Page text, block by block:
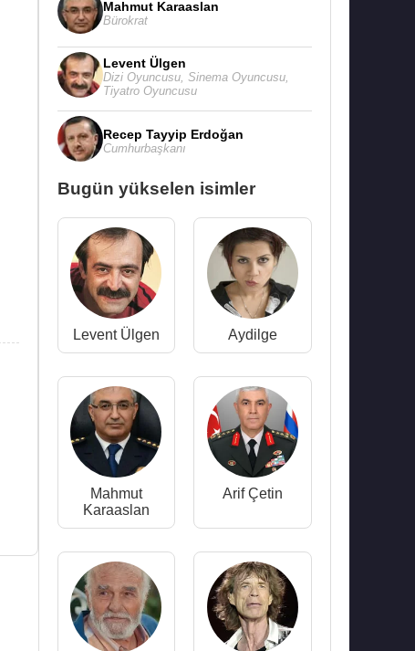
Mahmut Karaaslan
Bürokrat
Levent Ülgen
Dizi Oyuncusu, Sinema Oyuncusu,
Tiyatro Oyuncusu
Recep Tayyip Erdoğan
Cumhurbaşkanı
Bugün yükselen isimler
Levent Ülgen Aydilge
Mahmut
Karaaslan
Arif Çetin